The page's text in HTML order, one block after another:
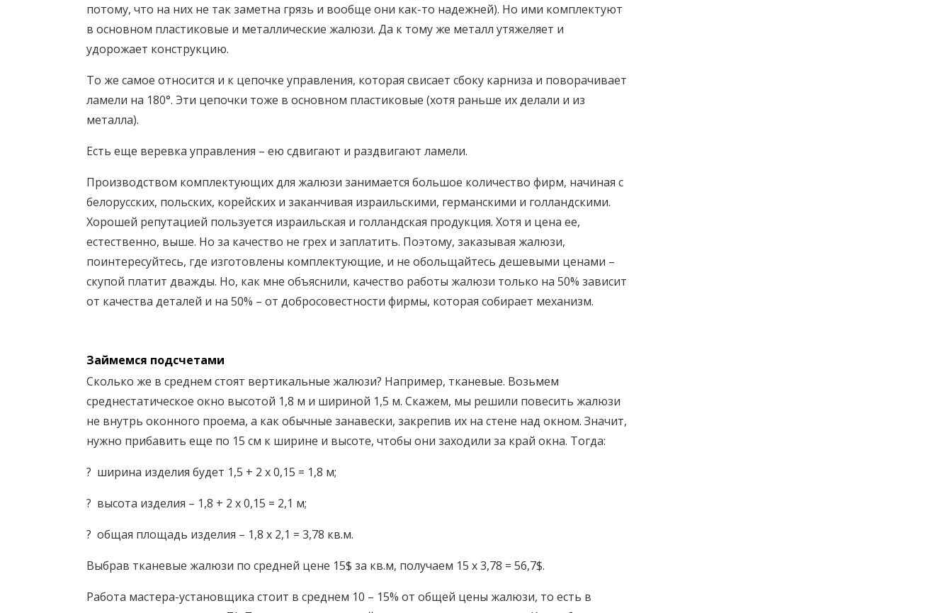
потому, что на них не так заметна грязь и вообще они как-то надежней). Но ими комплектуют
в основном пластиковые и металлические жалюзи. Да к тому же металл утяжеляет и
удорожает конструкцию.
То же самое относится и к цепочке управления, которая свисает сбоку карниза и поворачивает
ламели на 180°. Эти цепочки тоже в основном пластиковые (хотя раньше их делали и из
металла).
Есть еще веревка управления – ею сдвигают и раздвигают ламели.
Производством комплектующих для жалюзи занимается большое количество фирм, начиная с
белорусских, польских, корейских и заканчивая израильскими, германскими и голландскими.
Хорошей репутацией пользуется израильская и голландская продукция. Хотя и цена ее,
естественно, выше. Но за качество не грех и заплатить. Поэтому, заказывая жалюзи,
поинтересуйтесь, где изготовлены комплектующие, и не обольщайтесь дешевыми ценами –
скупой платит дважды. Но, как мне объяснили, качество работы жалюзи только на 50% зависит
от качества деталей и на 50% – от добросовестности фирмы, которая собирает механизм.
Займемся подсчетами
Сколько же в среднем стоят вертикальные жалюзи? Например, тканевые. Возьмем
среднестатическое окно высотой 1,8 м и шириной 1,5 м. Скажем, мы решили повесить жалюзи
не внутрь оконного проема, а как обычные занавески, закрепив их на стене над окном. Значит,
нужно прибавить еще по 15 см к ширине и высоте, чтобы они заходили за край окна. Тогда:
? ширина изделия будет 1,5 + 2 х 0,15 = 1,8 м;
? высота изделия – 1,8 + 2 х 0,15 = 2,1 м;
? общая площадь изделия – 1,8 х 2,1 = 3,78 кв.м.
Выбрав тканевые жалюзи по средней цене 15$ за кв.м, получаем 15 х 3,78 = 56,7$.
Работа мастера-установщика стоит в среднем 10 – 15% от общей цены жалюзи, то есть в